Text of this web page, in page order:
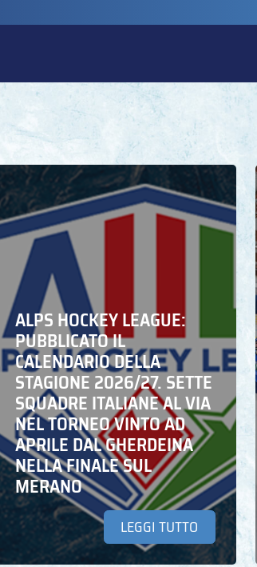
ALPS HOCKEY LEAGUE:
PUBBLICATO IL
CALENDARIO DELLA
STAGIONE 2026/27. SETTE
SQUADRE ITALIANE AL VIA
NEL TORNEO VINTO AD
APRILE DAL GHERDEINA
NELLA FINALE SUL
MERANO
LEGGI TUTTO